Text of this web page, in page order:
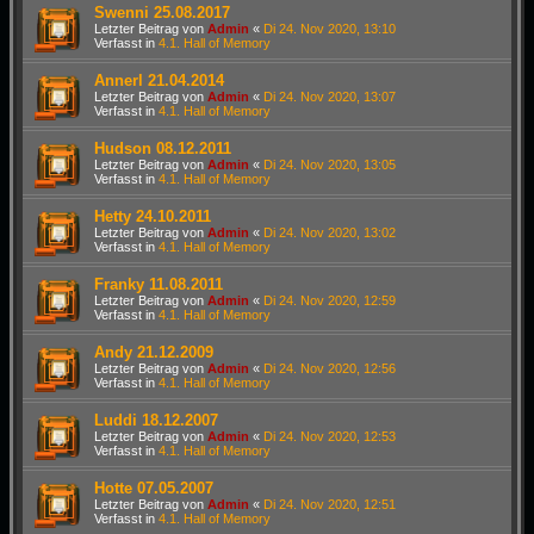
Swenni 25.08.2017
Letzter Beitrag von Admin « Di 24. Nov 2020, 13:10
Verfasst in 4.1. Hall of Memory
Annerl 21.04.2014
Letzter Beitrag von Admin « Di 24. Nov 2020, 13:07
Verfasst in 4.1. Hall of Memory
Hudson 08.12.2011
Letzter Beitrag von Admin « Di 24. Nov 2020, 13:05
Verfasst in 4.1. Hall of Memory
Hetty 24.10.2011
Letzter Beitrag von Admin « Di 24. Nov 2020, 13:02
Verfasst in 4.1. Hall of Memory
Franky 11.08.2011
Letzter Beitrag von Admin « Di 24. Nov 2020, 12:59
Verfasst in 4.1. Hall of Memory
Andy 21.12.2009
Letzter Beitrag von Admin « Di 24. Nov 2020, 12:56
Verfasst in 4.1. Hall of Memory
Luddi 18.12.2007
Letzter Beitrag von Admin « Di 24. Nov 2020, 12:53
Verfasst in 4.1. Hall of Memory
Hotte 07.05.2007
Letzter Beitrag von Admin « Di 24. Nov 2020, 12:51
Verfasst in 4.1. Hall of Memory